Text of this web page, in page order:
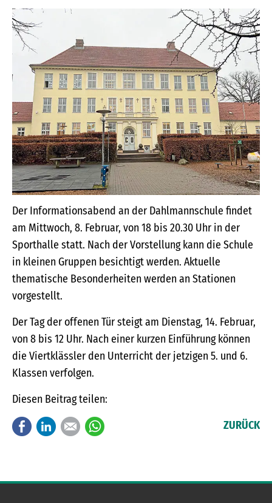
Der Informationsabend an der Dahlmannschule findet
am Mittwoch, 8. Februar, von 18 bis 20.30 Uhr in der
Sporthalle statt. Nach der Vorstellung kann die Schule
in kleinen Gruppen besichtigt werden. Aktuelle
thematische Besonderheiten werden an Stationen
vorgestellt.
Der Tag der offenen Tür steigt am Dienstag, 14. Februar,
von 8 bis 12 Uhr. Nach einer kurzen Einführung können
die Viertklässler den Unterricht der jetzigen 5. und 6.
Klassen verfolgen.
Diesen Beitrag teilen:
FacebookLinkedInE-mail ZURÜCK